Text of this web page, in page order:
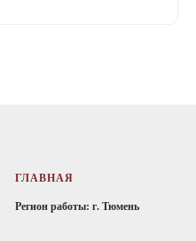
ГЛАВНАЯ
Регион работы: г. Тюмень